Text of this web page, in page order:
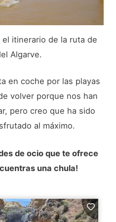
el itinerario de la ruta de
Algarve.
en coche por las playas
volver porque nos han
pero creo que ha sido
al máximo.
de ocio que te ofrece
una chula!